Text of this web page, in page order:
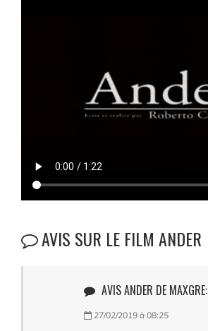
AVIS SUR LE FILM ANDER
AVIS ANDER DE MAXGRE:
27/02/2019 à 08:25